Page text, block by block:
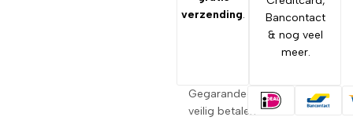
verzending.
Bancontact
& nog veel
meer.
Gegarandeerd
veilig betalen